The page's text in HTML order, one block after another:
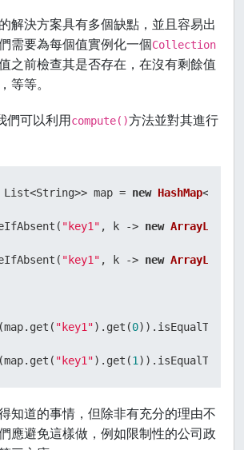
解決方案具有多個缺點，並且容易出
需要為每個值實例化一個Collection
之前檢查其是否存在，在沒有剩餘值
等等。
們可以利用compute()方法並對其進行
List<String>> map = new HashMap<>();
"key1" , k -> new ArrayList
"key1" , k -> new ArrayList
"key1").get(0)).isEqualTo(
"key1").get(1 )).isEqualTo(
知道的事情，但除非有充分的理由不
應避免這樣做，例如限制性的公司政